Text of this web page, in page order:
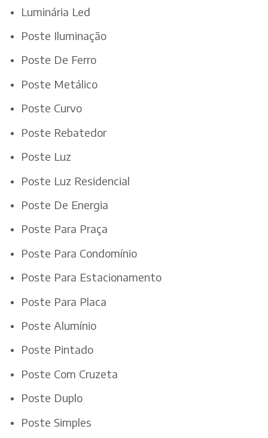
Luminária Led
Poste Iluminação
Poste De Ferro
Poste Metálico
Poste Curvo
Poste Rebatedor
Poste Luz
Poste Luz Residencial
Poste De Energia
Poste Para Praça
Poste Para Condomínio
Poste Para Estacionamento
Poste Para Placa
Poste Alumínio
Poste Pintado
Poste Com Cruzeta
Poste Duplo
Poste Simples